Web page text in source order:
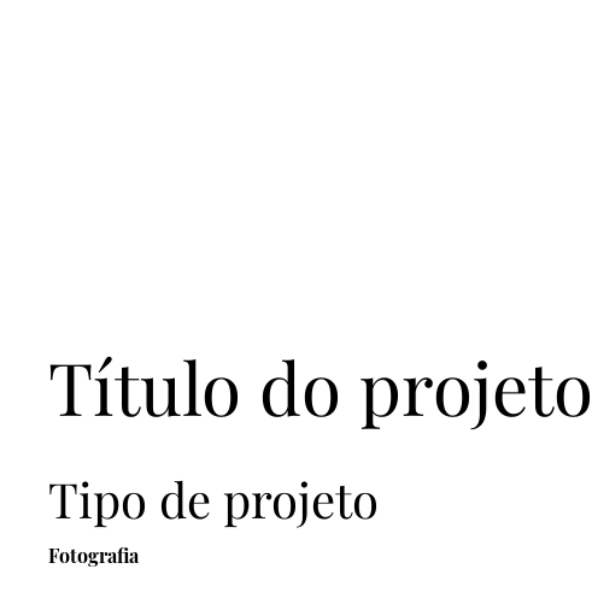
Título do projeto
Tipo de projeto
Fotografia